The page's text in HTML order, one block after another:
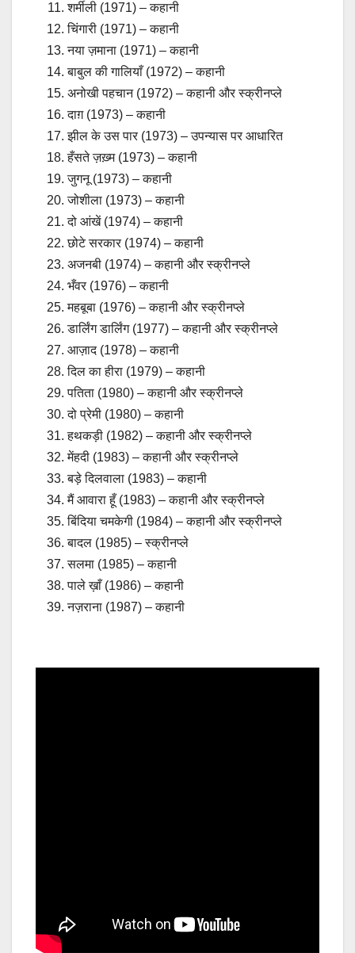
शर्मीली (1971) – कहानी
चिंगारी (1971) – कहानी
नया ज़माना (1971) – कहानी
बाबुल की गालियाँ (1972) – कहानी
अनोखी पहचान (1972) – कहानी और स्क्रीनप्ले
दाग़ (1973) – कहानी
झील के उस पार (1973) – उपन्यास पर आधारित
हँसते ज़ख़्म (1973) – कहानी
जुगनू (1973) – कहानी
जोशीला (1973) – कहानी
दो आंखें (1974) – कहानी
छोटे सरकार (1974) – कहानी
अजनबी (1974) – कहानी और स्क्रीनप्ले
भँवर (1976) – कहानी
महबूबा (1976) – कहानी और स्क्रीनप्ले
डार्लिंग डार्लिंग (1977) – कहानी और स्क्रीनप्ले
आज़ाद (1978) – कहानी
दिल का हीरा (1979) – कहानी
पतिता (1980) – कहानी और स्क्रीनप्ले
दो प्रेमी (1980) – कहानी
हथकड़ी (1982) – कहानी और स्क्रीनप्ले
मेंहदी (1983) – कहानी और स्क्रीनप्ले
बड़े दिलवाला (1983) – कहानी
मैं आवारा हूँ (1983) – कहानी और स्क्रीनप्ले
बिंदिया चमकेगी (1984) – कहानी और स्क्रीनप्ले
बादल (1985) – स्क्रीनप्ले
सलमा (1985) – कहानी
पाले ख़ाँ (1986) – कहानी
नज़राना (1987) – कहानी